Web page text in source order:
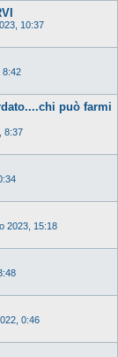
10:37
8:42
può farmi
8:37
2023, 15:18
0:46